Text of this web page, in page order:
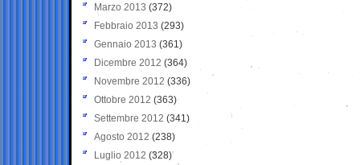
Marzo 2013 (372)
Febbraio 2013 (293)
Gennaio 2013 (361)
Dicembre 2012 (364)
Novembre 2012 (336)
Ottobre 2012 (363)
Settembre 2012 (341)
Agosto 2012 (238)
Luglio 2012 (328)